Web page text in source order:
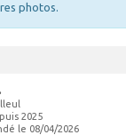
photos.
2025
le 08/04/2026